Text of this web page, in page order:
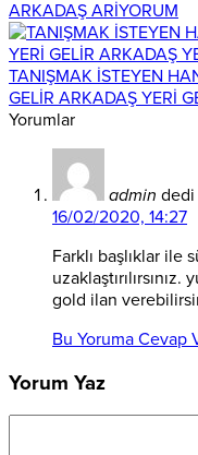
ARKADAŞ ARİYORUM
TANIŞMAK İSTEYEN
GELİR ARKADAŞ YERİ
Yorumlar
admin dedi
16/02/2020, 14:27
Farklı başlıklar ile
gold ilan
Bu Yoruma Cevap
Yorum Yaz